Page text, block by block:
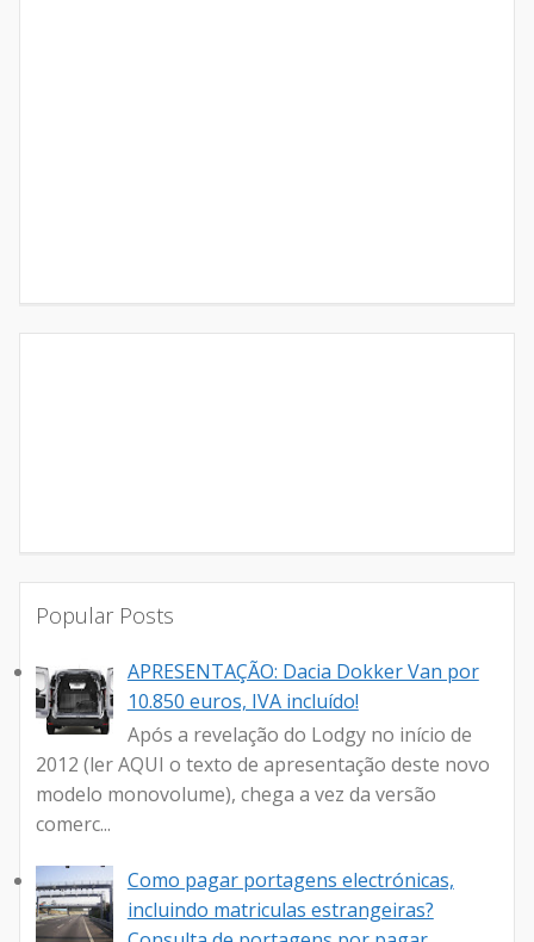
Popular Posts
APRESENTAÇÃO: Dacia Dokker Van por
10.850 euros, IVA incluído!
Após a revelação do Lodgy no início de
2012 (ler AQUI o texto de apresentação deste novo
modelo monovolume), chega a vez da versão
comerc...
Como pagar portagens electrónicas,
incluindo matriculas estrangeiras?